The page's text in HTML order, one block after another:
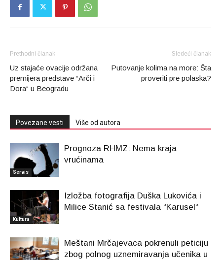
Prethodni članak
Uz stajaće ovacije održana
premijera predstave “Arči i
Dora“ u Beogradu
Sledeći članak
Putovanje kolima na more: Šta
proveriti pre polaska?
Povezane vesti Više od autora
Servis
Prognoza RHMZ: Nema kraja
vrućinama
Kultura
Izložba fotografija Duška Lukovića i
Milice Stanić sa festivala “Karusel“
Meštani Mrčajevaca pokrenuli peticiju
zbog polnog uznemiravanja učenika u